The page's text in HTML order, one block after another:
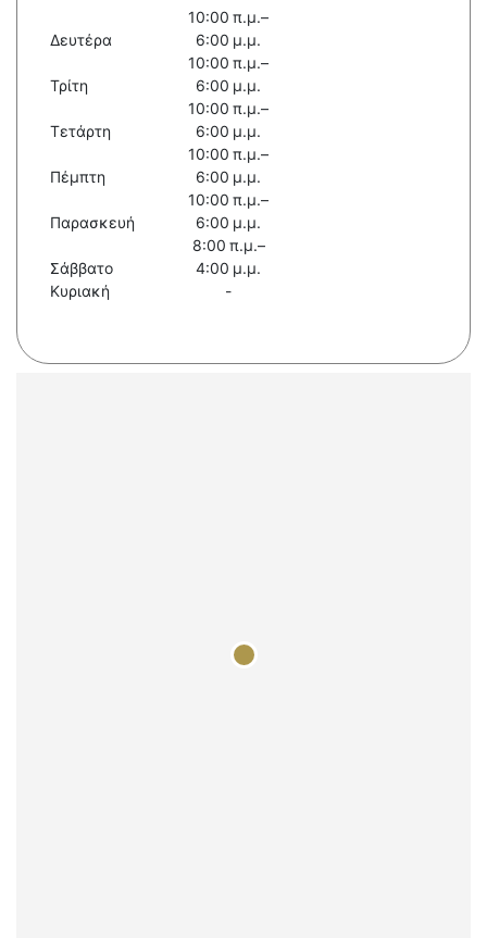
Δευτέρα
10:00 π.μ.–
6:00 μ.μ.
Τρίτη
10:00 π.μ.–
6:00 μ.μ.
Τετάρτη
10:00 π.μ.–
6:00 μ.μ.
Πέμπτη
10:00 π.μ.–
6:00 μ.μ.
Παρασκευή
10:00 π.μ.–
6:00 μ.μ.
Σάββατο
8:00 π.μ.–
4:00 μ.μ.
Κυριακή
-